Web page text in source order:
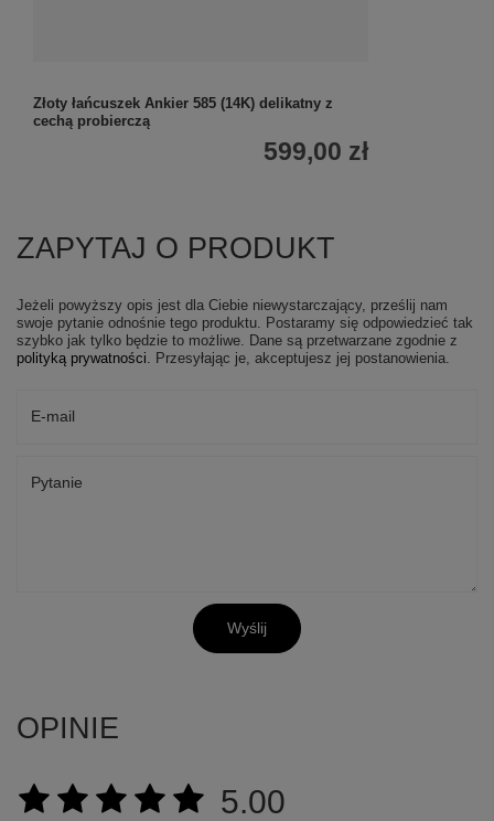
Złoty łańcuszek Ankier 585 (14K) delikatny z
cechą probierczą
599,00 zł
ZAPYTAJ O PRODUKT
Jeżeli powyższy opis jest dla Ciebie niewystarczający, prześlij nam
swoje pytanie odnośnie tego produktu. Postaramy się odpowiedzieć tak
szybko jak tylko będzie to możliwe. Dane są przetwarzane zgodnie z
polityką prywatności . Przesyłając je, akceptujesz jej postanowienia.
E-mail
Pytanie
Wyślij
OPINIE
5.00